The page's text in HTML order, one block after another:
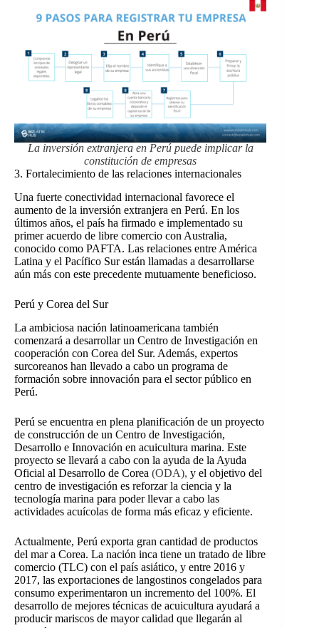
La inversión extranjera en Perú puede implicar la
constitución de empresas
3. Fortalecimiento de las relaciones internacionales
Una fuerte conectividad internacional favorece el
aumento de la inversión extranjera en Perú. En los
últimos años, el país ha firmado e implementado su
primer acuerdo de libre comercio con Australia,
conocido como PAFTA. Las relaciones entre América
Latina y el Pacífico Sur están llamadas a desarrollarse
aún más con este precedente mutuamente beneficioso.
Perú y Corea del Sur
La ambiciosa nación latinoamericana también
comenzará a desarrollar un Centro de Investigación en
cooperación con Corea del Sur. Además, expertos
surcoreanos han llevado a cabo un programa de
formación sobre innovación para el sector público en
Perú.
Perú se encuentra en plena planificación de un proyecto
de construcción de un Centro de Investigación,
Desarrollo e Innovación en acuicultura marina. Este
proyecto se llevará a cabo con la ayuda de la Ayuda
Oficial al Desarrollo de Corea (ODA), y el objetivo del
centro de investigación es reforzar la ciencia y la
tecnología marina para poder llevar a cabo las
actividades acuícolas de forma más eficaz y eficiente.
Actualmente, Perú exporta gran cantidad de productos
del mar a Corea. La nación inca tiene un tratado de libre
comercio (TLC) con el país asiático, y entre 2016 y
2017, las exportaciones de langostinos congelados para
consumo experimentaron un incremento del 100%. El
desarrollo de mejores técnicas de acuicultura ayudará a
producir mariscos de mayor calidad que llegarán al